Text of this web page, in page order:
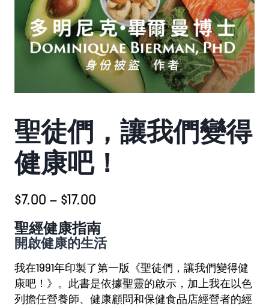
聖徒們，讓我們變得
健康吧！
$7.00 – $17.00
範
$7.00
到
聖經健康指南
開啟健康的生活
我在1991年印製了第一版《聖徒們，讓我們變得健
康吧！》。此書是依據聖靈的啟示，加上我在以色
列擔任營養師、健康顧問和保健食品店經營者的經